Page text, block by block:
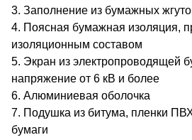
3. Заполнение из бумажных
4. Поясная бумажная изоляция,
изоляционным составом
5. Экран из электропроводящей
напряжение от 6 кВ и более
6. Алюминиевая оболочка
7. Подушка из битума, пленки
бумаги